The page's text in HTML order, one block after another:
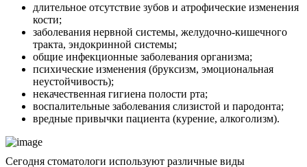
длительное отсутствие зубов и атрофические изменения
кости;
заболевания нервной системы, желудочно-кишечного
тракта, эндокринной системы;
общие инфекционные заболевания организма;
психические изменения (бруксизм, эмоциональная
неустойчивость);
некачественная гигиена полости рта;
воспалительные заболевания слизистой и пародонта;
вредные привычки пациента (курение, алкоголизм).
Сегодня стоматологи используют различные виды